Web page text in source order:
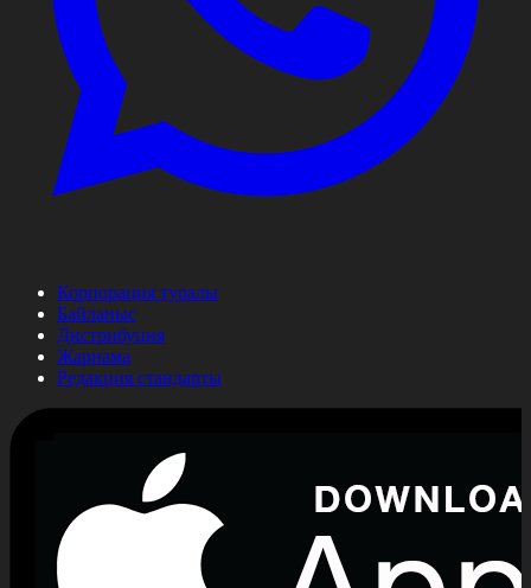
Корпорация туралы
Байланыс
Дистрибуция
Жарнама
Редакция стандарты